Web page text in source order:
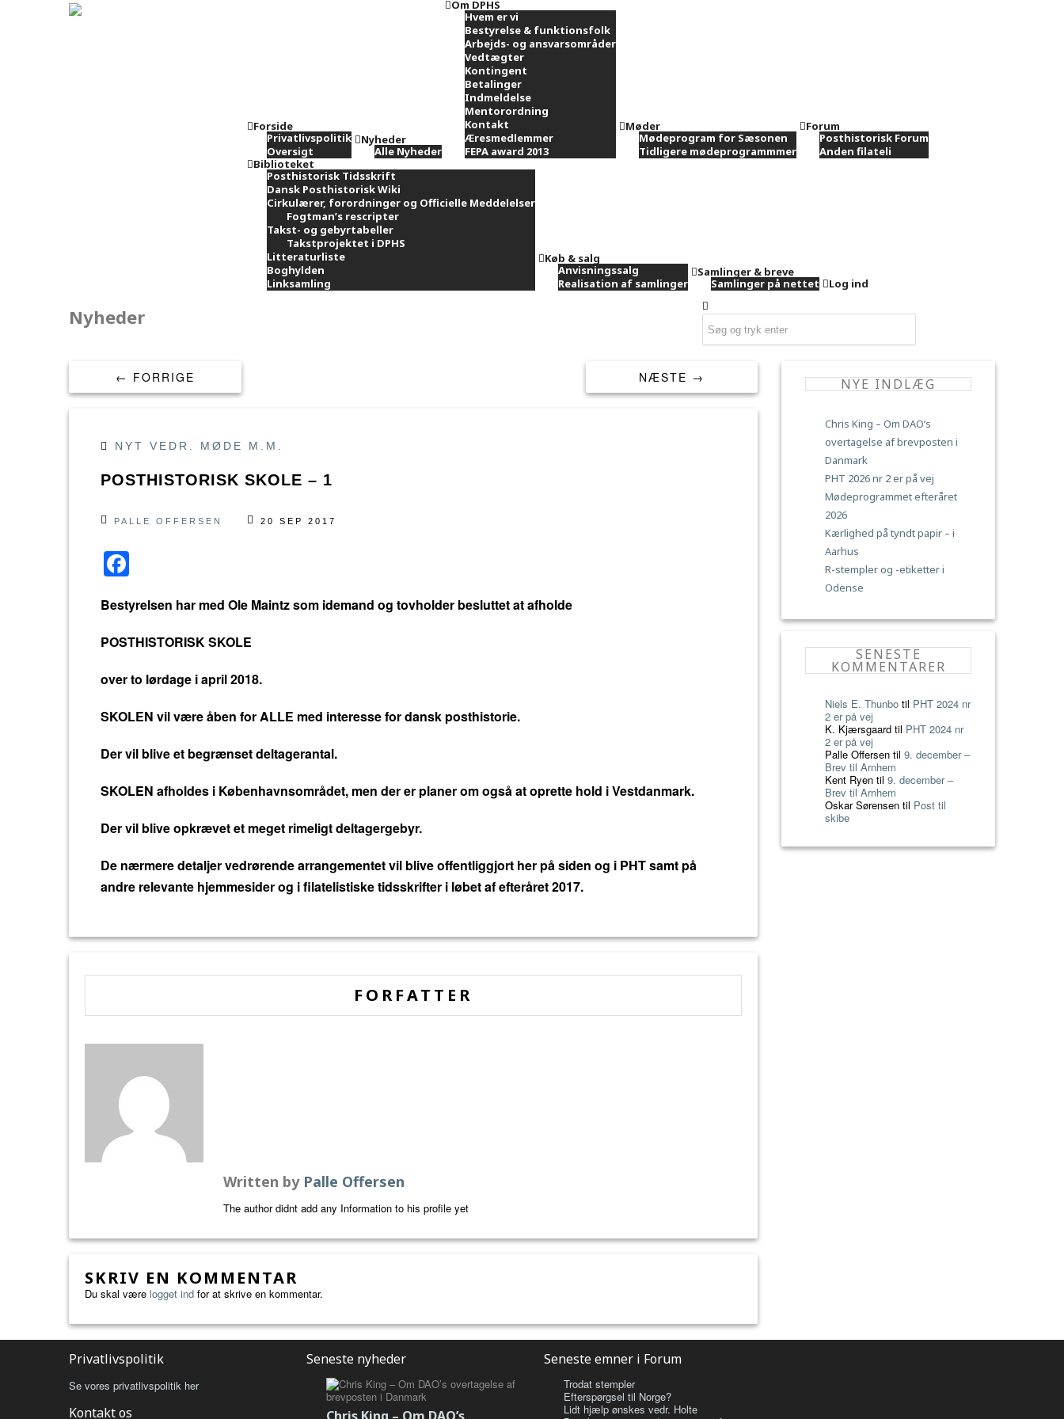
Forside
Privatlivspolitik
Oversigt
Nyheder
Alle Nyheder
Om DPHS
Hvem er vi
Bestyrelse & funktionsfolk
Arbejds- og ansvarsområder
Vedtægter
Kontingent
Betalinger
Indmeldelse
Mentorordning
Kontakt
Æresmedlemmer
FEPA award 2013
Møder
Mødeprogram for Sæsonen
Tidligere mødeprogrammmer
Forum
Posthistorisk Forum
Anden filateli
Biblioteket
Posthistorisk Tidsskrift
Dansk Posthistorisk Wiki
Cirkulærer, forordninger og Officielle Meddelelser
Fogtman’s rescripter
Takst- og gebyrtabeller
Takstprojektet i DPHS
Litteraturliste
Boghylden
Linksamling
Køb & salg
Anvisningssalg
Realisation af samlinger
Samlinger & breve
Samlinger på nettet
Log ind
Nyheder
← FORRIGE NÆSTE →
NYT VEDR. MØDE M.M.
POSTHISTORISK SKOLE – 1
PALLE OFFERSEN 20 SEP 2017
c
e
o
o
k
Bestyrelsen har med Ole Maintz som idemand og tovholder besluttet at afholde
POSTHISTORISK SKOLE
over to lørdage i april 2018.
SKOLEN vil være åben for ALLE med interesse for dansk posthistorie.
Der vil blive et begrænset deltagerantal.
SKOLEN afholdes i Københavnsområdet, men der er planer om også at oprette hold i Vestdanmark.
Der vil blive opkrævet et meget rimeligt deltagergebyr.
De nærmere detaljer vedrørende arrangementet vil blive offentliggjort her på siden og i PHT samt på
andre relevante hjemmesider og i filatelistiske tidsskrifter i løbet af efteråret 2017.
FORFATTER
Written by Palle Offersen
The author didnt add any Information to his profile yet
SKRIV EN KOMMENTAR
Du skal være logget ind for at skrive en kommentar.
NYE INDLÆG
Chris King – Om DAO’s
overtagelse af brevposten i
Danmark
PHT 2026 nr 2 er på vej
Mødeprogrammet efteråret
2026
Kærlighed på tyndt papir – i
Aarhus
R-stempler og -etiketter i
Odense
SENESTE
KOMMENTARER
Niels E. Thunbo til PHT 2024 nr
2 er på vej
K. Kjærsgaard til PHT 2024 nr
2 er på vej
Palle Offersen til 9. december –
Brev til Arnhem
Kent Ryen til 9. december –
Brev til Arnhem
Oskar Sørensen til Post til
skibe
Privatlivspolitik
Se vores privatlivspolitik her
Kontakt os
Seneste nyheder
Chris King – Om DAO’s
Seneste emner i Forum
Trodat stempler
Efterspørgsel til Norge?
Lidt hjælp ønskes vedr. Holte